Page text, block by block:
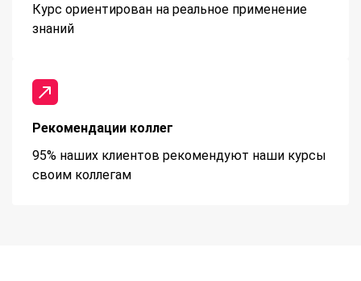
Курс ориентирован на реальное применение
знаний
Рекомендации коллег
95% наших клиентов рекомендуют наши курсы
своим коллегам